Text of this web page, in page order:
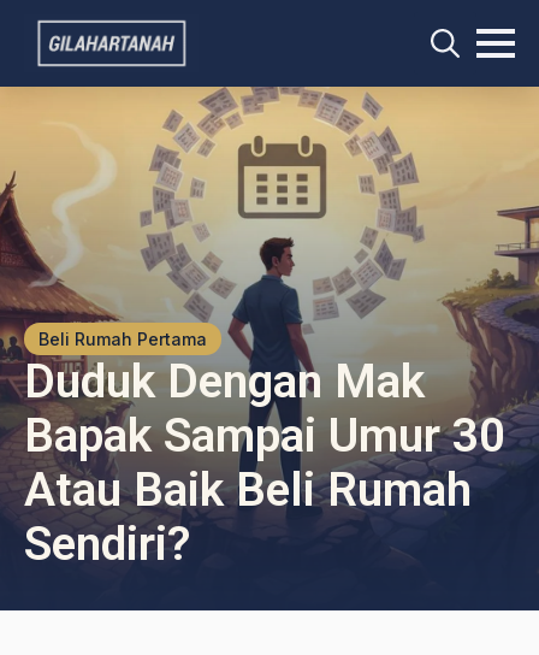
Search
Beli Rumah Pertama
Duduk Dengan Mak
Bapak Sampai Umur 30
Atau Baik Beli Rumah
Sendiri?